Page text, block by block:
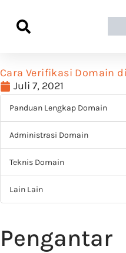
Cara Verifikasi Domain
Juli 7, 2021
Panduan Lengkap Domain
Administrasi Domain
Teknis Domain
Lain Lain
Pengantar